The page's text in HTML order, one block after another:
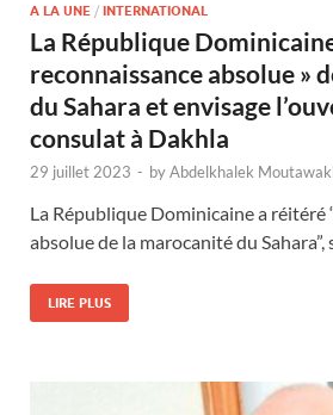
A LA UNE / INTERNATIONAL
La République
reconnaissance absolue »
du Sahara et envisage
consulat à Dakhla
29 juillet 2023 - byAbdelkhalek
La République Dominicaine a réitéré
absolue de la marocanité du Sahara”,
LIRE PLUS